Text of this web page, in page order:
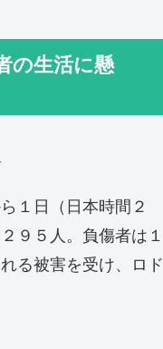
の生活に懸
１日（日本時間２
９５人。負傷者は１
る被害を受け、ロド